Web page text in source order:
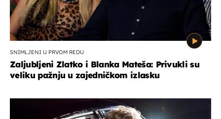
SNIMLJENI U PRVOM REDU
Zaljubljeni Zlatko i Blanka Mateša: Privukli su
veliku pažnju u zajedničkom izlasku